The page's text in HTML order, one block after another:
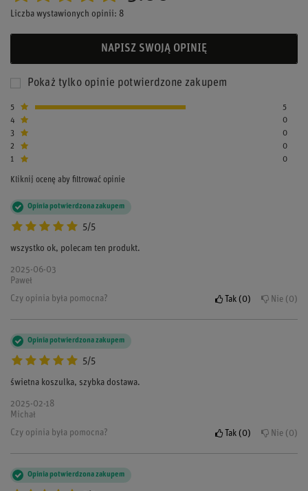
Liczba wystawionych opinii: 8
NAPISZ SWOJĄ OPINIĘ
Pokaż tylko opinie potwierdzone zakupem
5
5
4
0
3
0
2
0
1
0
Kliknij ocenę aby filtrować opinie
5/5
Opinia potwierdzona zakupem
wszystko ok, polecam ten produkt.
2025-06-03
Paweł
Czy opinia była pomocna?
Tak 0 Nie 0
5/5
Opinia potwierdzona zakupem
świetna koszulka, szybka dostawa.
2025-02-18
Michał
Czy opinia była pomocna?
Tak 0 Nie 0
Opinia potwierdzona zakupem